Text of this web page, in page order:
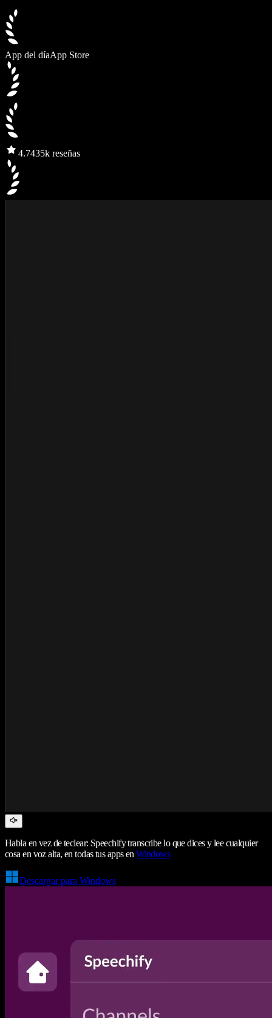
App del díaApp Store
4.7435k reseñas
Habla en vez de teclear: Speechify transcribe lo que dices y lee cualquier
cosa en voz alta, en todas tus apps enWindows
Descargar para Windows